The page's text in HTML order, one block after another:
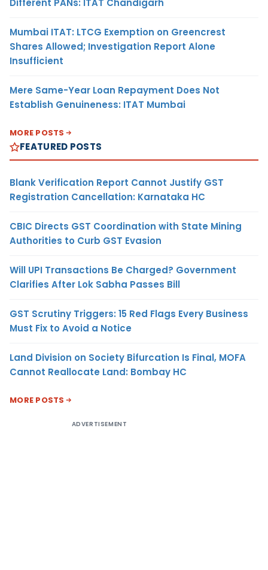
Different PANs: ITAT Chandigarh
Mumbai ITAT: LTCG Exemption on Greencrest
Shares Allowed; Investigation Report Alone
Insufficient
Mere Same-Year Loan Repayment Does Not
Establish Genuineness: ITAT Mumbai
MORE POSTS
FEATURED POSTS
Blank Verification Report Cannot Justify GST
Registration Cancellation: Karnataka HC
CBIC Directs GST Coordination with State Mining
Authorities to Curb GST Evasion
Will UPI Transactions Be Charged? Government
Clarifies After Lok Sabha Passes Bill
GST Scrutiny Triggers: 15 Red Flags Every Business
Must Fix to Avoid a Notice
Land Division on Society Bifurcation Is Final, MOFA
Cannot Reallocate Land: Bombay HC
MORE POSTS
ADVERTISEMENT